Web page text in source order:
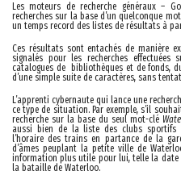
Les moteurs de recherche généraux –
recherches sur la base d’un quelconque
un temps record des listes de résultats à
Ces résultats sont entachés de manière
signalés pour les recherches
catalogues de bibliothèques et de fonds,
d’une simple suite de caractères, sans
L’apprenti cybernaute qui lance une
ce type de situation. Par exemple, s’il
recherche sur la base du seul mot-clé
aussi bien de la liste des clubs sportifs
l’horaire des trains en partance de la
d’âmes peuplant la petite ville de
information plus utile pour lui, telle la
la bataille de Waterloo.